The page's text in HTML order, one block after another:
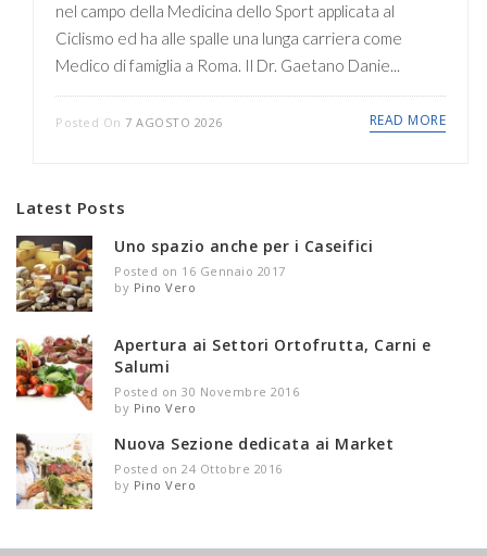
nel campo della Medicina dello Sport applicata al
Ciclismo ed ha alle spalle una lunga carriera come
Medico di famiglia a Roma. Il Dr. Gaetano Danie...
Posted On 7 AGOSTO 2026 READ MORE
Latest Posts
Uno spazio anche per i Caseifici
Posted on 16 Gennaio 2017
by Pino Vero
Apertura ai Settori Ortofrutta, Carni e
Salumi
Posted on 30 Novembre 2016
by Pino Vero
Nuova Sezione dedicata ai Market
Posted on 24 Ottobre 2016
by Pino Vero